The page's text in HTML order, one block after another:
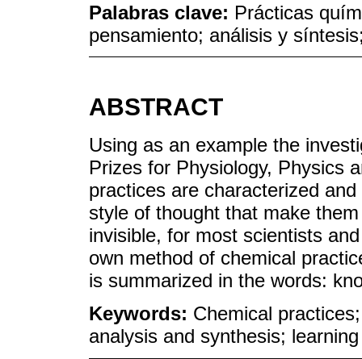
Palabras clave: Prácticas
pensamiento; análisis y
ABSTRACT
Using as an example the
Prizes for Physiology, Physics
practices are characterized
style of thought that make
invisible, for most scientists
own method of chemical
is summarized in the words:
Keywords: Chemical
analysis and synthesis;